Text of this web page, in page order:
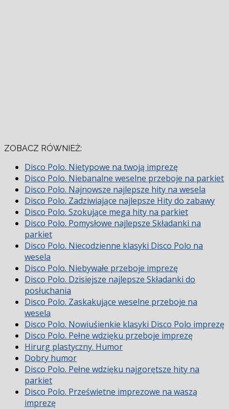
ZOBACZ RÓWNIEŻ:
Disco Polo. Nietypowe na twoją imprezę
Disco Polo. Niebanalne weselne przeboje na parkiet
Disco Polo. Najnowsze najlepsze hity na wesela
Disco Polo. Zadziwiające najlepsze Hity do zabawy
Disco Polo. Szokujące mega hity na parkiet
Disco Polo. Pomysłowe najlepsze Składanki na
parkiet
Disco Polo. Niecodzienne klasyki Disco Polo na
wesela
Disco Polo. Niebywałe przeboje imprezę
Disco Polo. Dzisiejsze najlepsze Składanki do
posłuchania
Disco Polo. Zaskakujące weselne przeboje na
wesela
Disco Polo. Nowiuśienkie klasyki Disco Polo imprezę
Disco Polo. Pełne wdzięku przeboje imprezę
Hirurg plastyczny. Humor
Dobry humor
Disco Polo. Pełne wdzięku najgorętsze hity na
parkiet
Disco Polo. Prześwietne imprezowe na waszą
imprezę